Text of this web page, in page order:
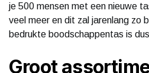
je 500 mensen met een nieuwe
veel meer en dit zal jarenlang zo
bedrukte boodschappentas is
Groot